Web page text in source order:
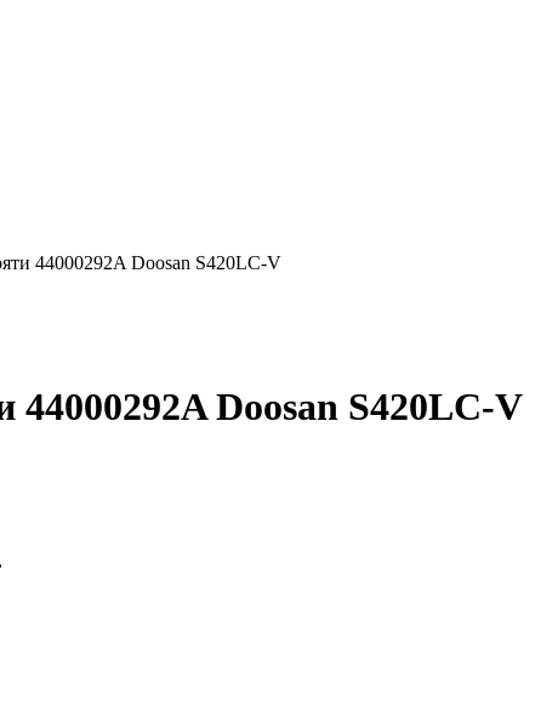
44000292A Doosan S420LC-V
Doosan S420LC-V